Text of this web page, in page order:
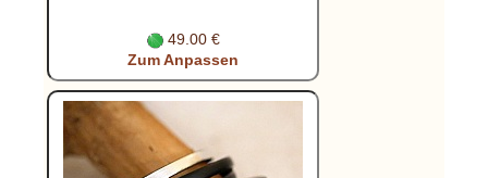
49.00 €
Zum Anpassen